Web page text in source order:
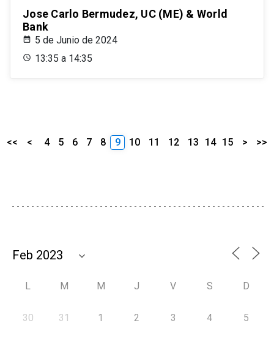
Jose Carlo Bermudez, UC (ME) & World
Bank
5 de Junio de 2024
13:35 a 14:35
<< < 4 5 6 7 8 9 10 11 12 13 14 15 > >>
L M M J V S D
30 31 1 2 3 4 5